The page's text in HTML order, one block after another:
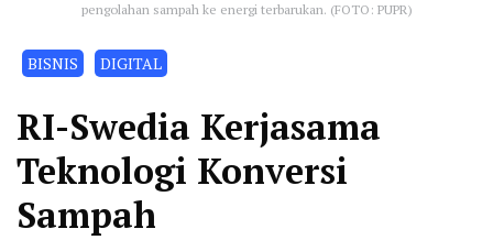
pengolahan sampah ke energi terbarukan. (FOTO: PUPR)
BISNIS DIGITAL
RI-Swedia Kerjasama
Teknologi Konversi
Sampah